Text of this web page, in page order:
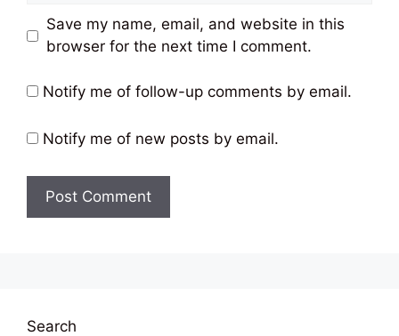
Save my name, email, and website in this
browser for the next time I comment.
Notify me of follow-up comments by email.
Notify me of new posts by email.
Search